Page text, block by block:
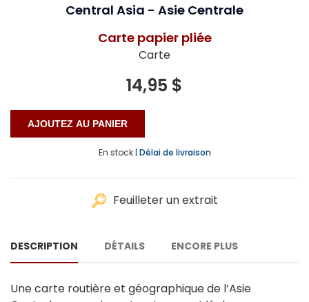
Central Asia - Asie Centrale
Carte papier pliée
Carte
14,95 $
En stock | Délai de livraison
Feuilleter un extrait
DESCRIPTION DÉTAILS ENCORE PLUS
Une carte routière et géographique de l’Asie